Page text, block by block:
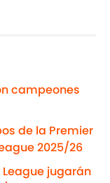
campeones
de la Premier
2025/26
jugarán